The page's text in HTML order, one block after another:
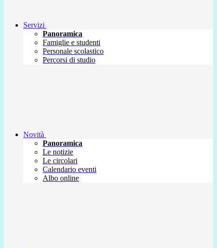
Servizi
Panoramica
Famiglie e studenti
Personale scolastico
Percorsi di studio
Novità
Panoramica
Le notizie
Le circolari
Calendario eventi
Albo online